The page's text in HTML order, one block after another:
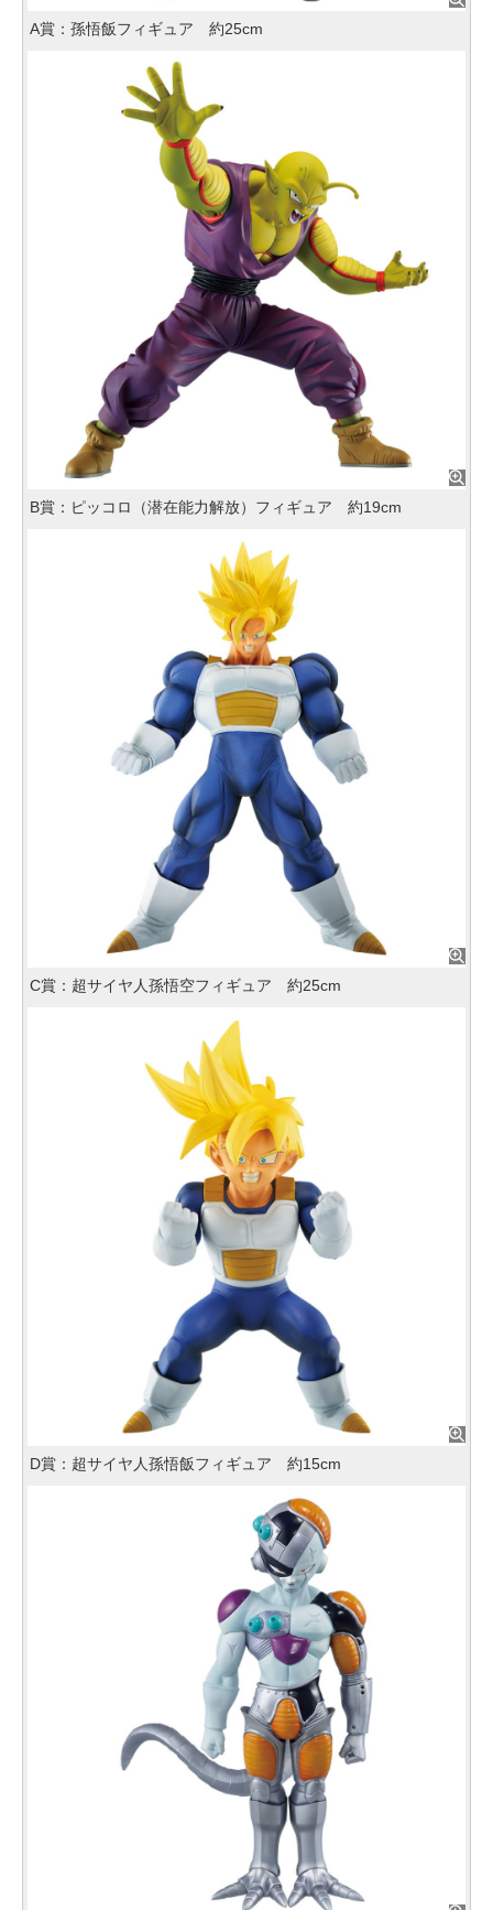
A賞：孫悟飯フィギュア 約25cm
B賞：ピッコロ（潜在能力解放）フィギュア 約19cm
C賞：超サイヤ人孫悟空フィギュア 約25cm
D賞：超サイヤ人孫悟飯フィギュア 約15cm